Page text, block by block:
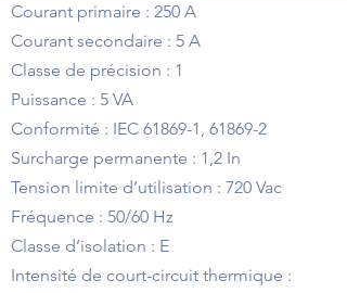
Courant primaire : 250 A
Courant secondaire : 5 A
Classe de précision : 1
Puissance : 5 VA
Conformité : IEC 61869-1, 61869-2
Surcharge permanente : 1,2 In
Tension limite d’utilisation : 720 Vac
Fréquence : 50/60 Hz
Classe d’isolation : E
Intensité de court-circuit thermique :